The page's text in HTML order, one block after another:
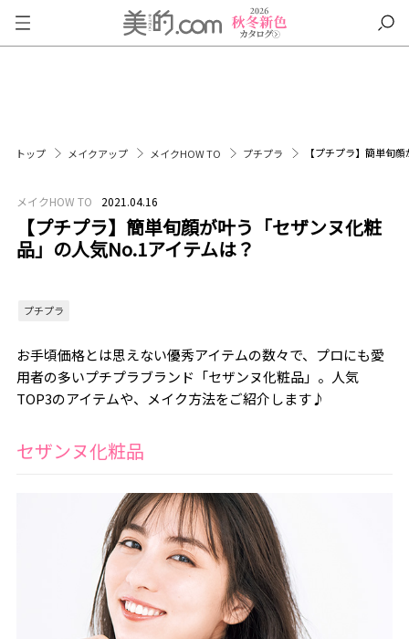
トップ メイクアップ メイクHOW TO プチプラ 【プチプラ】簡単旬
メイクHOW TO 2021.04.16
【プチプラ】簡単旬顔が叶う「セザンヌ化粧
品」の人気No.1アイテムは？
プチプラ
お手頃価格とは思えない優秀アイテムの数々で、プロにも愛
用者の多いプチプラブランド「セザンヌ化粧品」。人気
TOP3のアイテムや、メイク方法をご紹介します♪
セザンヌ化粧品